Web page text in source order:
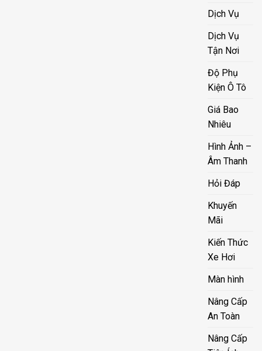
Dịch Vụ
Dịch Vụ
Tận Nơi
Độ Phụ
Kiện Ô Tô
Giá Bao
Nhiêu
Hình Ảnh –
Âm Thanh
Hỏi Đáp
Khuyến
Mãi
Kiến Thức
Xe Hơi
Màn hình
Nâng Cấp
An Toàn
Nâng Cấp